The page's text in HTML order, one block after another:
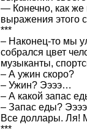
— Конечно, как же
выражения этого
***
– Наконец-то мы
собрался цвет
музыканты,
– А ужин скоро?
– Ужин? Ээээ…
– А какой запас
– Запас еды?
Все доллары. Ля!
***